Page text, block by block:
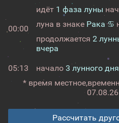
00:00
идёт 1 фаза луны
луна в знаке Рака ♋
продолжается 2
вчера
05:13 начало 3 лунного дня
* время местное,
Рассчитать